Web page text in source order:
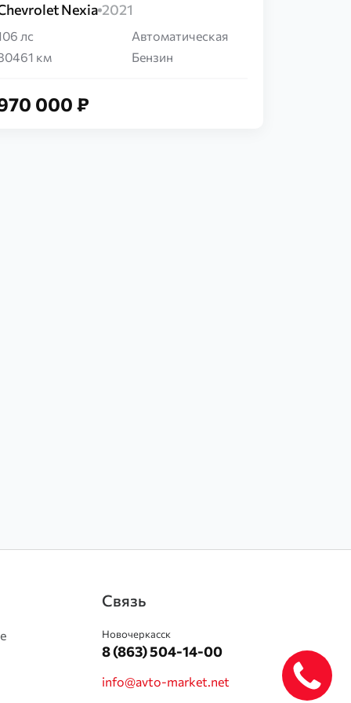
Nexia 2021
лс
Автоматическая
км
Бензин
000 ₽
Связь
Новочеркасск
8 (863) 504-14-00
info@avto-market.net